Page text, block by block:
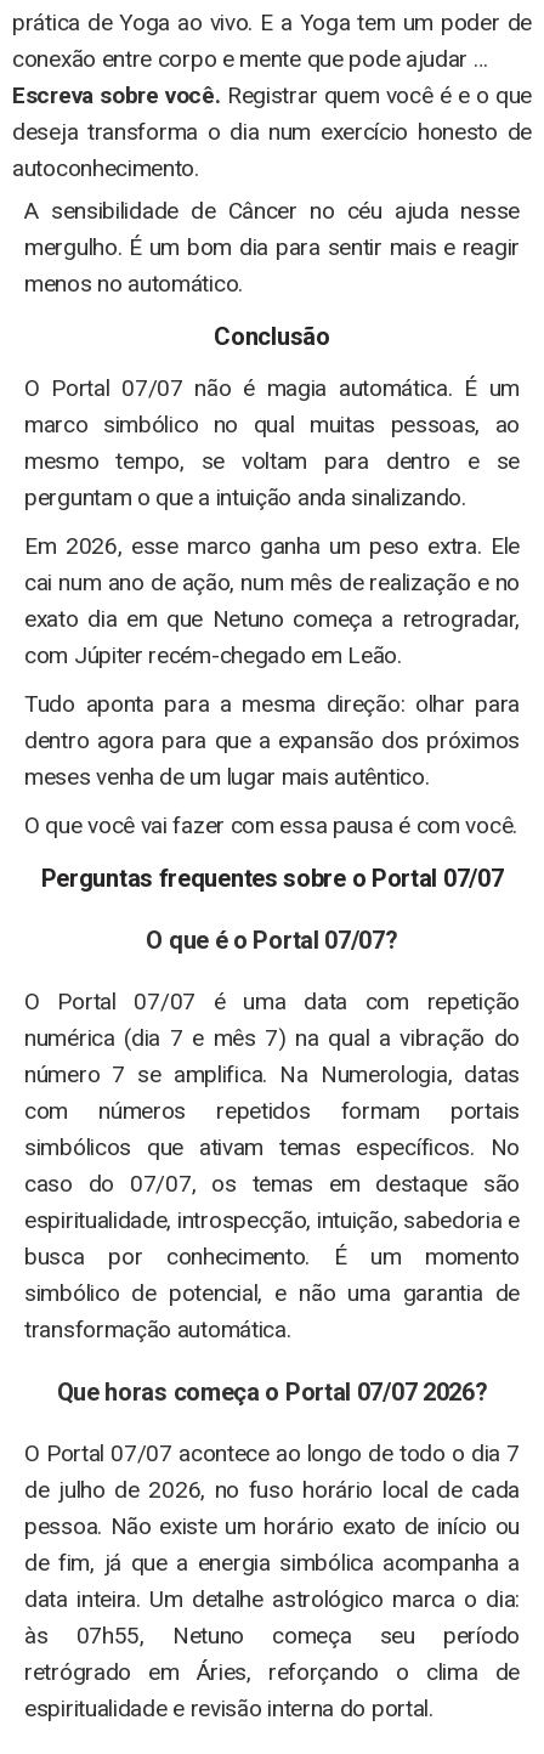
prática de Yoga ao vivo. E a Yoga tem um poder de
conexão entre corpo e mente que pode ajudar …
Escreva sobre você. Registrar quem você é e o que
deseja transforma o dia num exercício honesto de
autoconhecimento.
A sensibilidade de Câncer no céu ajuda nesse
mergulho. É um bom dia para sentir mais e reagir
menos no automático.
Conclusão
O Portal 07/07 não é magia automática. É um
marco simbólico no qual muitas pessoas, ao
mesmo tempo, se voltam para dentro e se
perguntam o que a intuição anda sinalizando.
Em 2026, esse marco ganha um peso extra. Ele
cai num ano de ação, num mês de realização e no
exato dia em que Netuno começa a retrogradar,
com Júpiter recém-chegado em Leão.
Tudo aponta para a mesma direção: olhar para
dentro agora para que a expansão dos próximos
meses venha de um lugar mais autêntico.
O que você vai fazer com essa pausa é com você.
Perguntas frequentes sobre o Portal 07/07
O que é o Portal 07/07?
O Portal 07/07 é uma data com repetição
numérica (dia 7 e mês 7) na qual a vibração do
número 7 se amplifica. Na Numerologia, datas
com números repetidos formam portais
simbólicos que ativam temas específicos. No
caso do 07/07, os temas em destaque são
espiritualidade, introspecção, intuição, sabedoria e
busca por conhecimento. É um momento
simbólico de potencial, e não uma garantia de
transformação automática.
Que horas começa o Portal 07/07 2026?
O Portal 07/07 acontece ao longo de todo o dia 7
de julho de 2026, no fuso horário local de cada
pessoa. Não existe um horário exato de início ou
de fim, já que a energia simbólica acompanha a
data inteira. Um detalhe astrológico marca o dia:
às 07h55, Netuno começa seu período
retrógrado em Áries, reforçando o clima de
espiritualidade e revisão interna do portal.